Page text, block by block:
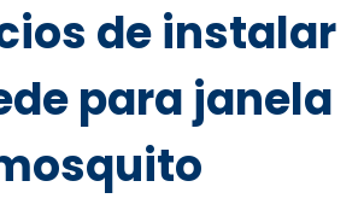
de instalar
para janela